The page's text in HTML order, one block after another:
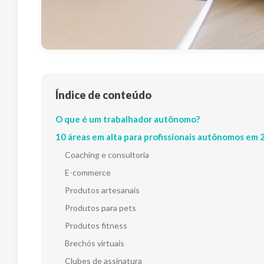
Índice de conteúdo
O que é um trabalhador autônomo?
10 áreas em alta para profissionais autônomos em
Coaching e consultoria
E-commerce
Produtos artesanais
Produtos para pets
Produtos fitness
Brechós virtuais
Clubes de assinatura